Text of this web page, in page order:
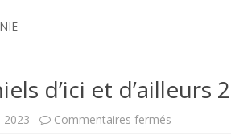
d’ici et d’ailleurs
2023 Commentaires fermés